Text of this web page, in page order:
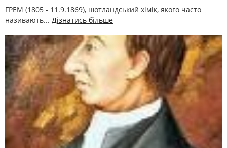
ГРЕМ (1805 - 11.9.1869), шотландський хімік, якого часто
називають... Дізнатись більше